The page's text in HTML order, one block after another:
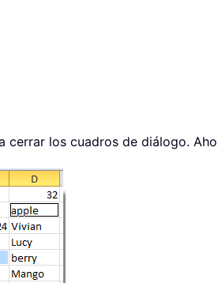
cerrar los cuadros de diálogo.